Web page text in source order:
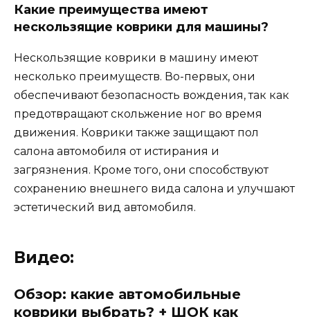
Какие преимущества имеют
нескользящие коврики для машины?
Нескользящие коврики в машину имеют
несколько преимуществ. Во-первых, они
обеспечивают безопасность вождения, так как
предотвращают скольжение ног во время
движения. Коврики также защищают пол
салона автомобиля от истирания и
загрязнения. Кроме того, они способствуют
сохранению внешнего вида салона и улучшают
эстетический вид автомобиля.
Видео:
Обзор: какие автомобильные
коврики выбрать? + ШОК как